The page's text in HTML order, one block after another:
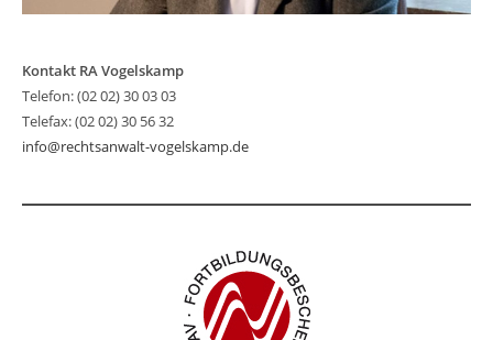
Kontakt RA Vogelskamp
Telefon: (02 02) 30 03 03
Telefax: (02 02) 30 56 32
info@rechtsanwalt-vogelskamp.de